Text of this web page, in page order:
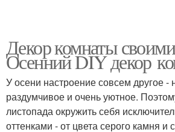
Декор комнаты
Осенний DIY декор
У осени настроение совсем другое -
раздумчивое и очень уютное.
листопада окружить себя
оттенками - от цвета серого камня